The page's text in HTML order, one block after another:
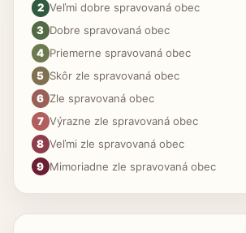
2 Veľmi dobre spravovaná obec
3 Dobre spravovaná obec
4 Priemerne spravovaná obec
5 Skôr zle spravovaná obec
6 Zle spravovaná obec
7 Výrazne zle spravovaná obec
8 Veľmi zle spravovaná obec
9 Mimoriadne zle spravovaná obec